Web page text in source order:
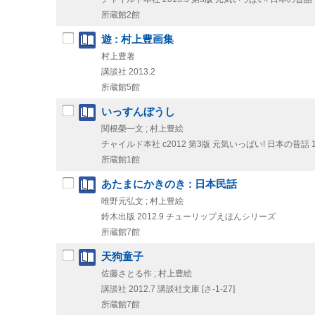
所蔵館2館
遊 : 村上豊画集
村上豊著
講談社 2013.2
所蔵館5館
いっすんぼうし
関根榮一文 ; 村上豊絵
チャイルド本社 c2012 第3版 元気いっぱい! 日本の昔話
所蔵館1館
あたまにかきのき : 日本民話
唯野元弘文 ; 村上豊絵
鈴木出版 2012.9 チューリップえほんシリーズ
所蔵館7館
天狗童子
佐藤さとる作 ; 村上豊絵
講談社 2012.7 講談社文庫 [さ-1-27]
所蔵館7館